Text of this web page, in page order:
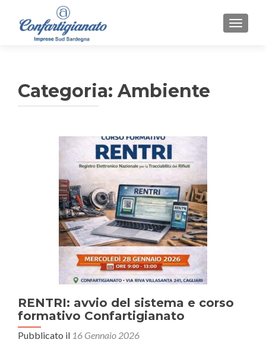
Categoria: Ambiente
RENTRI: avvio del sistema e corso
formativo Confartigianato
Pubblicato il 16 Gennaio 2026
Navigazione
articoli